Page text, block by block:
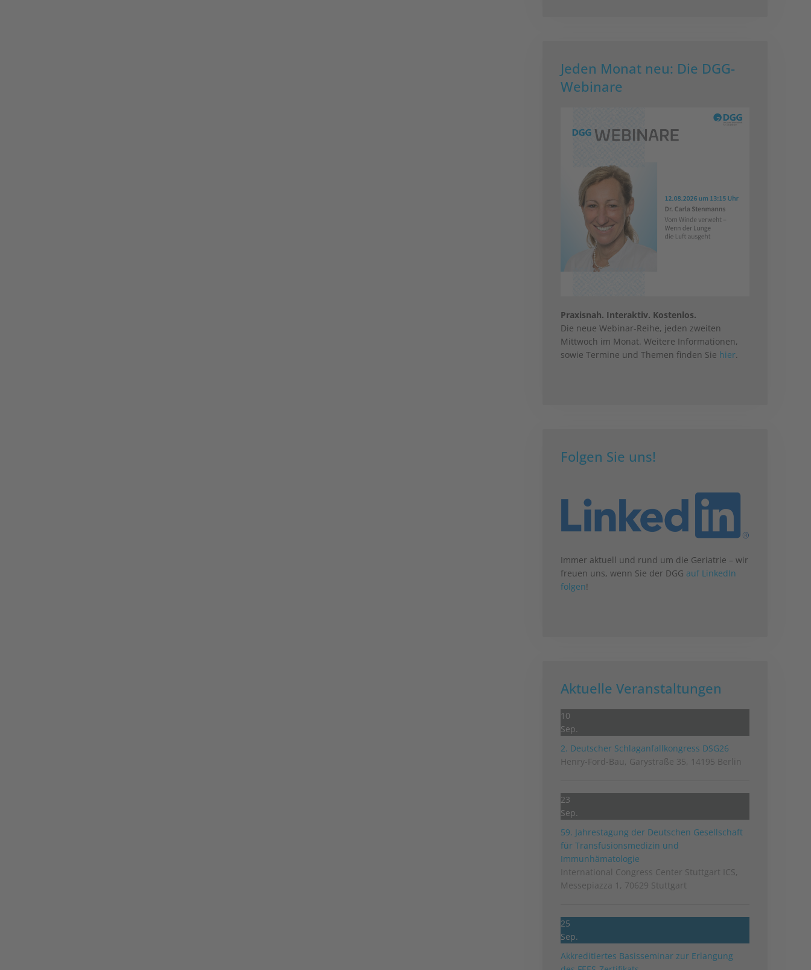
Jeden Monat neu: Die DGG-
Webinare
Praxisnah. Interaktiv. Kostenlos.
Die neue Webinar-Reihe, jeden zweiten
Mittwoch im Monat. Weitere Informationen,
sowie Termine und Themen finden Sie hier.
Folgen Sie uns!
Immer aktuell und rund um die Geriatrie – wir
freuen uns, wenn Sie der DGG auf LinkedIn
folgen!
Aktuelle Veranstaltungen
10
Sep.
2. Deutscher Schlag­anfall­kongress DSG26
Henry-Ford-Bau, Garystraße 35, 14195 Berlin
23
Sep.
59. Jahrestagung der Deutschen Gesellschaft
für Transfusionsmedizin und
Immunhämatologie
International Congress Center Stuttgart ICS,
Messepiazza 1, 70629 Stuttgart
25
Sep.
Akkreditiertes Basisseminar zur Erlangung